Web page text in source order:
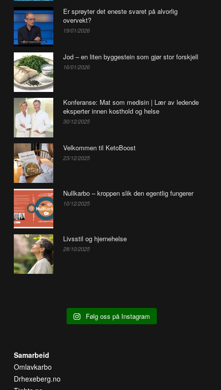
Er sprøyter det eneste svaret på alvorlig
overvekt?
19/01/2026
Jod – en liten byggestein som gjør stor forskjell
16/01/2026
Konferanse: Mat som medisin | Lær av ledende
eksperter innen kosthold og helse
30/12/2025
Velkommen til KetoBoost
23/12/2025
Nullkarbo – kroppen slik den egentlig fungerer
10/12/2025
Livsstil og hjernehelse
28/10/2025
Følg oss på Instagram
Samarbeid
Omlavkarbo
Drhexeberg.no